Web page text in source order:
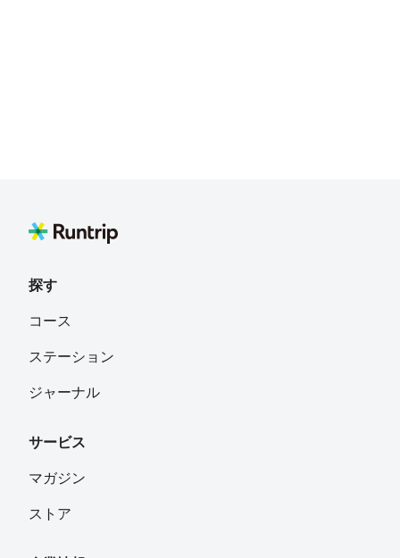
探す
コース
ステーション
ジャーナル
サービス
マガジン
ストア